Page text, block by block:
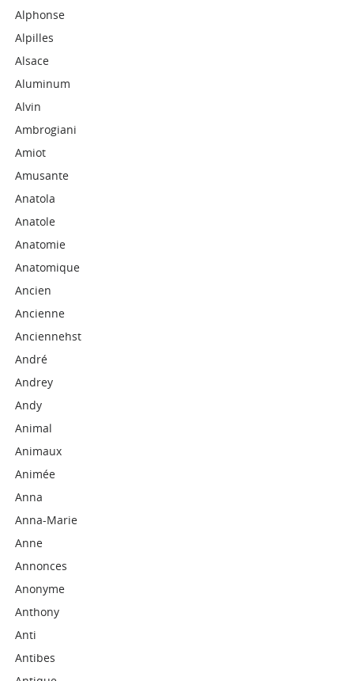
Alphonse
Alpilles
Alsace
Aluminum
Alvin
Ambrogiani
Amiot
Amusante
Anatola
Anatole
Anatomie
Anatomique
Ancien
Ancienne
Anciennehst
André
Andrey
Andy
Animal
Animaux
Animée
Anna
Anna-Marie
Anne
Annonces
Anonyme
Anthony
Anti
Antibes